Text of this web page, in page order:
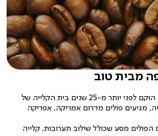
מבית טוב
בלבו של עמק האלה, הוקם לפני יותר מ-25 שנים בית הקלייה של
מגיעים פולים מדרום אמריקה, אפריקה
הפולים מסע שכולל שילוב תערובות, קלייה